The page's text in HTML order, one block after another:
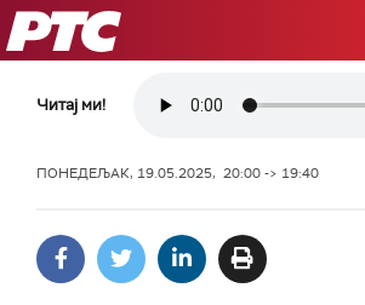
РТС
Читај ми!
ПОНЕДЕЉАК, 19.05.2025, 20:00 -> 19:40